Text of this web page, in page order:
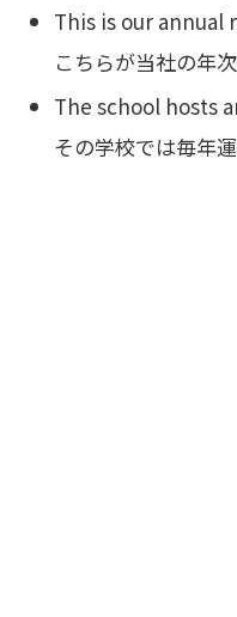
This is our annual
こちらが当社の年次
The school hosts
その学校では毎年